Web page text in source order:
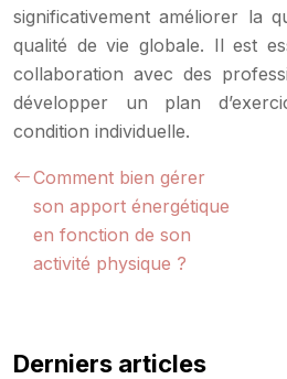
significativement améliorer la
qualité de vie globale. Il est
collaboration avec des
développer un plan
condition individuelle.
Comment bien gérer
son apport énergétique
en fonction de son
activité physique ?
Derniers articles